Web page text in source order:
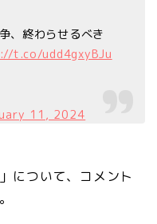
、終わらせるべき
t.co/udd4gxyBJu
11, 2024
について、コメント